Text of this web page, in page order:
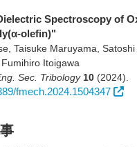
Spectroscopy of
olefin)"
Taisuke Maruyama,
Itoigawa
Sec. Tribology 10 (2024)
fmech.2024.1504347